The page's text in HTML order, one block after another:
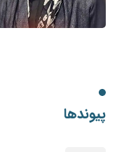
پیوندها